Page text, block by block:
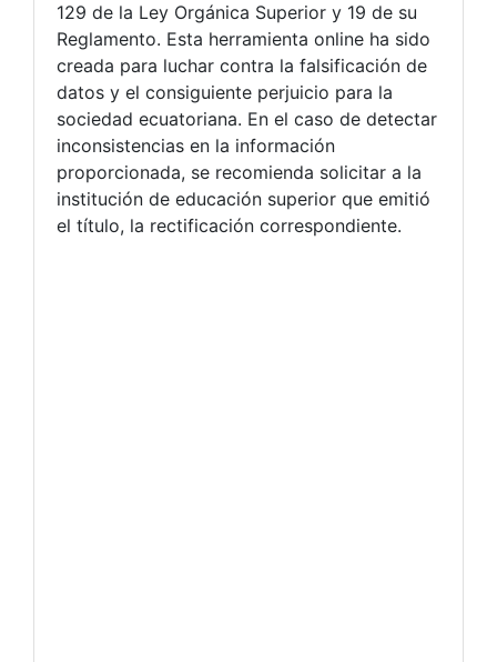
129 de la Ley Orgánica Superior y 19 de su
Reglamento. Esta herramienta online ha sido
creada para luchar contra la falsificación de
datos y el consiguiente perjuicio para la
sociedad ecuatoriana. En el caso de detectar
inconsistencias en la información
proporcionada, se recomienda solicitar a la
institución de educación superior que emitió
el título, la rectificación correspondiente.